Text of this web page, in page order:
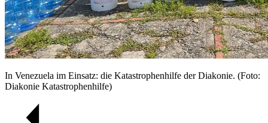
In Venezuela im Einsatz: die Katastrophenhilfe der Diakonie. (Foto:
Diakonie Katastrophenhilfe)